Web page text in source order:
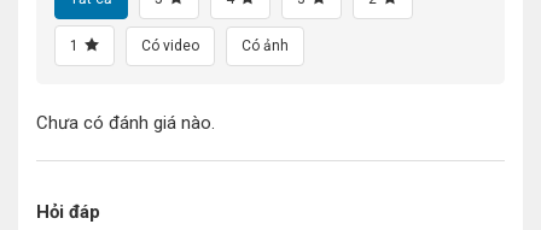
1 Có video Có ảnh
Chưa có đánh giá nào.
Hỏi đáp